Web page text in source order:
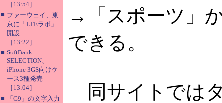
［13:54］
■ ファーウェイ、東
京に「LTEラボ」
開設
［13:22］
■ SoftBank
SELECTION、
iPhone 3GS向けケ
ース3種発売
［13:04］
■
「G9」の文字入力
→「スポーツ」
できる。
同サイトでは